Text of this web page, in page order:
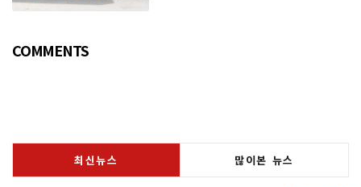
COMMENTS
최신뉴스 많이본 뉴스